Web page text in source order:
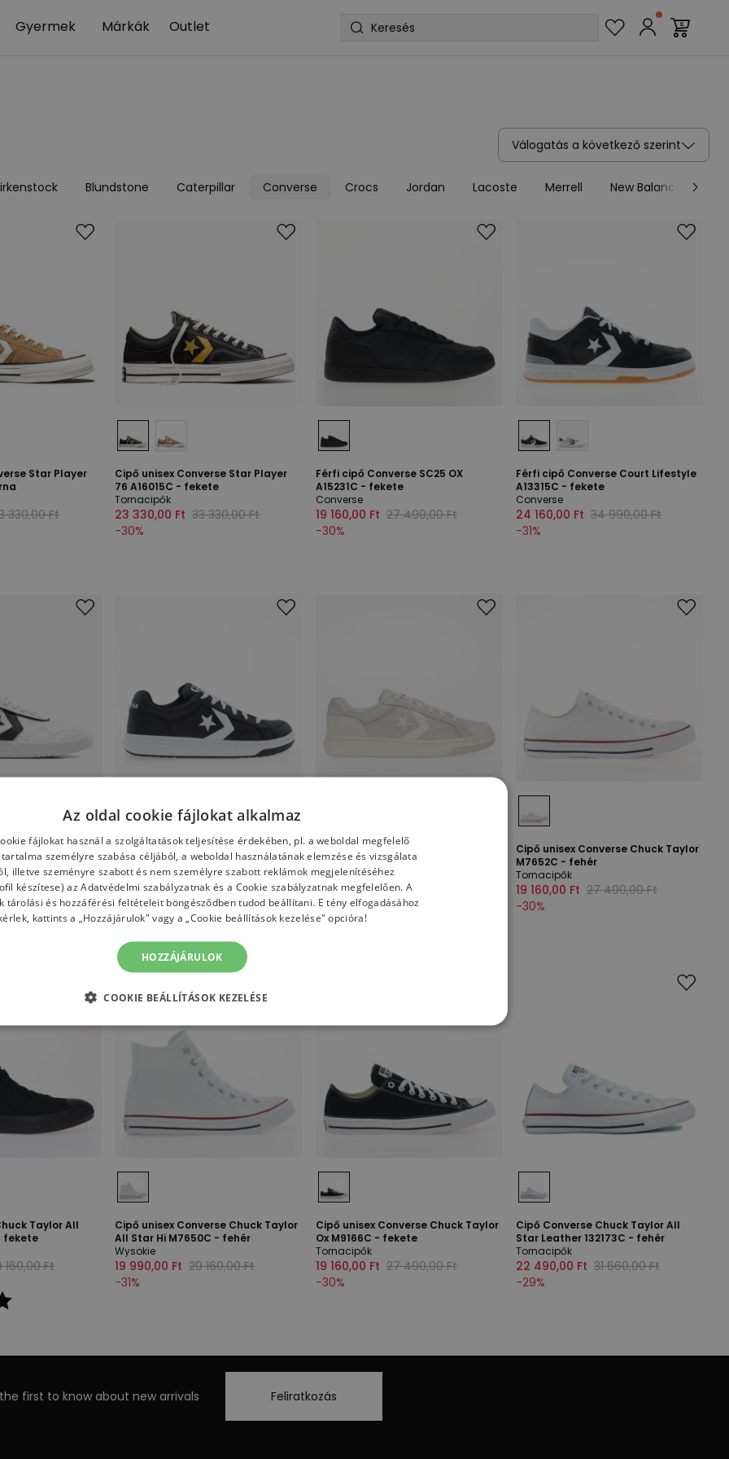
Gyermek Márkák Outlet
Válogatás a következő szerint
Blundstone Caterpillar Converse Crocs Jordan Lacoste Merrell New Balance
Star Player
330,00 Ft
Cipő unisex Converse Star Player
76 A16015C - fekete
Tornacipők
23 330,00 Ft 33 330,00 Ft
-30%
Férfi cipő Converse SC25 OX
A15231C - fekete
Converse
19 160,00 Ft 27 490,00 Ft
-30%
Férfi cipő Converse Court Lifestyle
A13315C - fekete
Converse
24 160,00 Ft 34 990,00 Ft
-31%
Court
- fehér
Ft
Cipő Converse Pro Blaze V2
A06630C - fekete
Converse
19 160,00 Ft 27 490,00 Ft
-30%
Cipő Converse Pro Blaze Classic OX
A09851C - szürke
Converse
23 330,00 Ft 33 330,00 Ft
-30%
Cipő unisex Converse Chuck Taylor
M7652C - fehér
Tornacipők
19 160,00 Ft 27 490,00 Ft
-30%
Taylor All
fekete
160,00 Ft
Cipő unisex Converse Chuck Taylor
All Star Hi M7650C - fehér
Wysokie
19 990,00 Ft 29 160,00 Ft
-31%
Cipő unisex Converse Chuck Taylor
Ox M9166C - fekete
Tornacipők
19 160,00 Ft 27 490,00 Ft
-30%
Cipő Converse Chuck Taylor All
Star Leather 132173C - fehér
Tornacipők
22 490,00 Ft 31 660,00 Ft
-29%
first to know about new arrivals Feliratkozás
Az oldal cookie fájlokat alkalmaz
fájlokat használ a szolgáltatások teljesítése érdekében, pl. a weboldal megfelelő
személyre szabása céljából, a weboldal használatának elemzése és vizsgálata
illetve szeményre szabott és nem személyre szabott reklámok megjelenítéséhez
készítese) azAdatvédelmi szabályzatnak és a Cookie szabályzatnak megfelelően. A
tárolási és hozzáférési feltételeit böngésződben tudod beállítani. E tény elfogadásához
kattints a „Hozzájárulok" vagy a „Cookie beállítások kezelése" opcióra!
HOZZÁJÁRULOK
COOKIE BEÁLLÍTÁSOK KEZELÉSE